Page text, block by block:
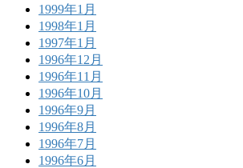
1999年1月
1998年1月
1997年1月
1996年12月
1996年11月
1996年10月
1996年9月
1996年8月
1996年7月
1996年6月